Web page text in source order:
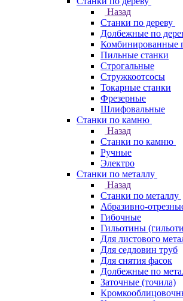
Назад
Станки по дереву
Долбежные по
Комбинированные
Пильные станки
Строгальные
Стружкоотсосы
Токарные станки
Фрезерные
Шлифовальные
Станки по камню
Назад
Станки по камню
Ручные
Электро
Станки по металлу
Назад
Станки по металлу
Абразивно-
Гибочные
Гильотины
Для листового
Для седловин труб
Для снятия фасок
Долбежные по
Заточные (точила)